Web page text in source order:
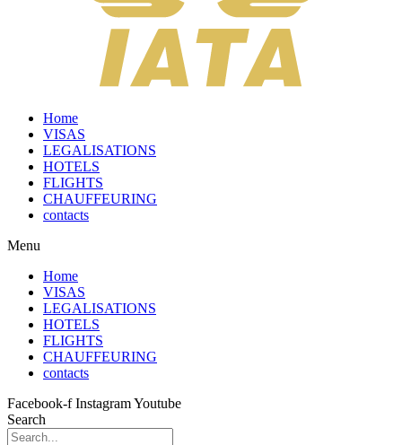
Home
VISAS
LEGALISATIONS
HOTELS
FLIGHTS
CHAUFFEURING
contacts
Menu
Home
VISAS
LEGALISATIONS
HOTELS
FLIGHTS
CHAUFFEURING
contacts
Facebook-f InstagramYoutube
Search